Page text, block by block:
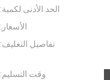
الحد الأدنى لكمية:
الأسعار:
تفاصيل التغليف:
وقت التسليم: